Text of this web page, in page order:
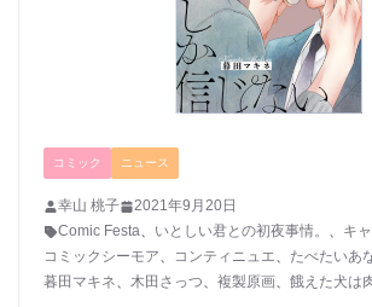
コミック ニュース
幸山 桃子
2021年9月20日
Comic Festa、 いとしい君との初夜事情。 、 キ
コミックシーモア、 コンティニュエ、 たべたいあ
暮田マキネ、 木田さっつ、 複製原画、 餓えた犬は